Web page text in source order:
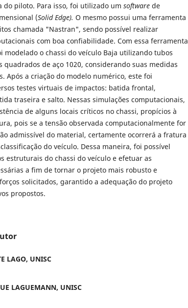
do piloto. Para isso, foi utilizado um software de
(Solid Edge). O mesmo possui uma ferramenta
chamada "Nastran", sendo possível realizar
com boa confiabilidade. Com essa ferramenta
modelado o chassi do veículo Baja utilizando tubos
quadrados de aço 1020, considerando suas medidas
Após a criação do modelo numérico, este foi
testes virtuais de impactos: batida frontal,
traseira e salto. Nessas simulações computacionais,
de alguns locais críticos no chassi, propícios à
pois se a tensão observada computacionalmente for
admissível do material, certamente ocorrerá a fratura
do veículo. Dessa maneira, foi possível
estruturais do chassi do veículo e efetuar as
a fim de tornar o projeto mais robusto e
solicitados, garantido a adequação do projeto
propostos.
LAGO, UNISC
LAGUEMANN, UNISC